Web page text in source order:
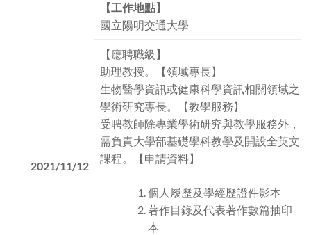
2021/11/12
【工作地點】
國立陽明交通大學
【應聘職級】
助理教授。【領域專長】
生物醫學資訊或健康科學資訊相關領域之
學術研究專長。【教學服務】
受聘教師除專業學術研究與教學服務外，
需負責大學部基礎學科教學及開設全英文
課程。【申請資料】
個人履歷及學經歷證件影本
著作目錄及代表著作數篇抽印
本